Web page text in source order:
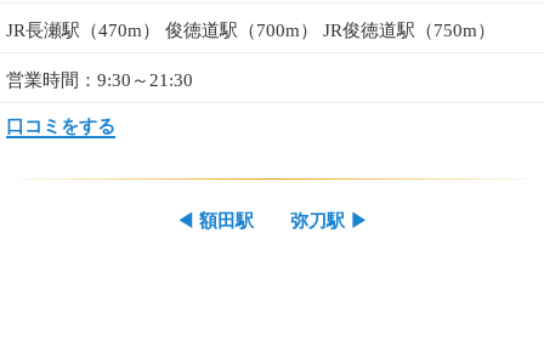
JR長瀬駅（470m） 俊徳道駅（700m） JR俊徳道駅（750m）
営業時間：9:30～21:30
口コミをする
◀ 額田駅 弥刀駅 ▶